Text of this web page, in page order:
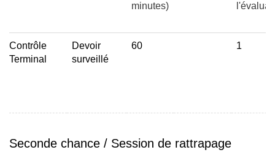
minutes)
Contrôle
Terminal
Devoir
surveillé
60 1
Seconde chance / Session de rattrapage